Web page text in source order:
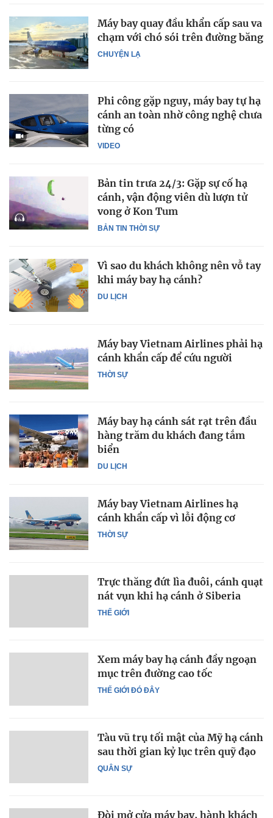
CHUYỆN LẠ
Máy bay quay đầu khẩn cấp sau va
chạm với chó sói trên đường băng
VIDEO
Phi công gặp nguy, máy bay tự hạ
cánh an toàn nhờ công nghệ chưa
từng có
BẢN TIN THỜI SỰ
Bản tin trưa 24/3: Gặp sự cố hạ
cánh, vận động viên dù lượn tử
vong ở Kon Tum
DU LỊCH
Vì sao du khách không nên vỗ tay
khi máy bay hạ cánh?
THỜI SỰ
Máy bay Vietnam Airlines phải hạ
cánh khẩn cấp để cứu người
DU LỊCH
Máy bay hạ cánh sát rạt trên đầu
hàng trăm du khách đang tắm
biển
THỜI SỰ
Máy bay Vietnam Airlines hạ
cánh khẩn cấp vì lỗi động cơ
THẾ GIỚI
Trực thăng đứt lìa đuôi, cánh quạt
nát vụn khi hạ cánh ở Siberia
THẾ GIỚI ĐÓ ĐÂY
Xem máy bay hạ cánh đầy ngoạn
mục trên đường cao tốc
QUÂN SỰ
Tàu vũ trụ tối mật của Mỹ hạ cánh
sau thời gian kỷ lục trên quỹ đạo
Đòi mở cửa máy bay, hành khách